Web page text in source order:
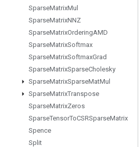
SparseMatrixMul
SparseMatrixNNZ
SparseMatrixOrderingAMD
SparseMatrixSoftmax
SparseMatrixSoftmaxGrad
SparseMatrixSparseCholesky
SparseMatrixSparseMatMul
SparseMatrixTranspose
SparseMatrixZeros
SparseTensorToCSRSparseMatrix
Spence
Split